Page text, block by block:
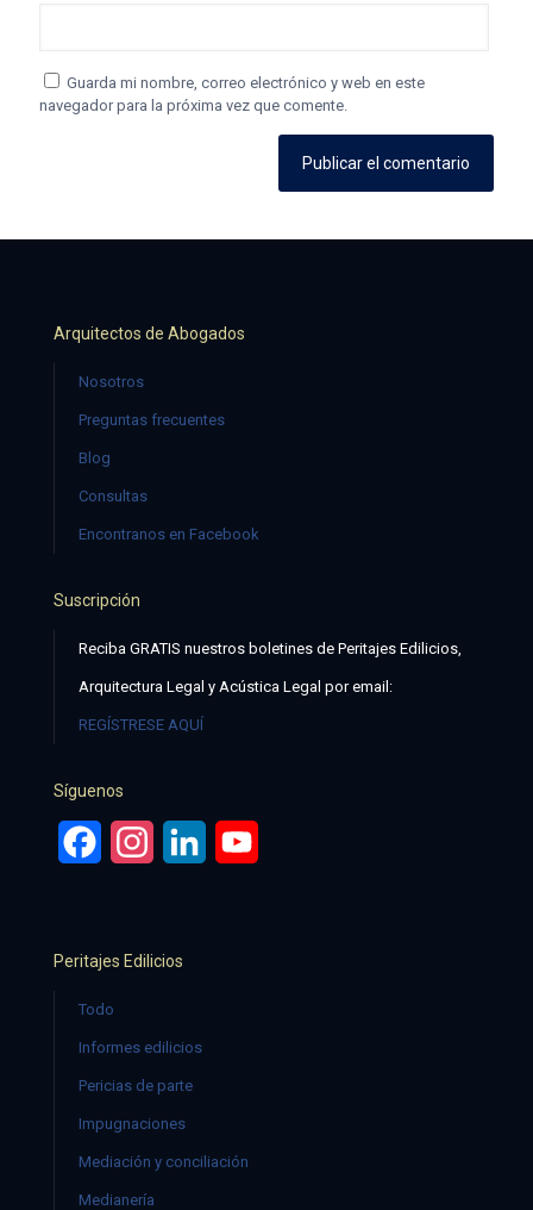
Guarda mi nombre, correo electrónico y web en este
navegador para la próxima vez que comente.
Arquitectos de Abogados
Nosotros
Preguntas frecuentes
Blog
Consultas
Encontranos en Facebook
Suscripción
Reciba GRATIS nuestros boletines de Peritajes Edilicios,
Arquitectura Legal y Acústica Legal por email:
REGÍSTRESE AQUÍ
Síguenos
FacebookInstagramLinkedIn
Peritajes Edilicios
Todo
Informes edilicios
Pericias de parte
Impugnaciones
Mediación y conciliación
Medianería